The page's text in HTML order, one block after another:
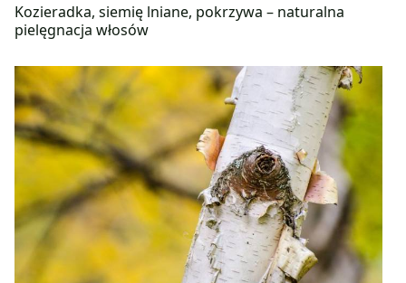
Kozieradka, siemię lniane, pokrzywa – naturalna
pielęgnacja włosów